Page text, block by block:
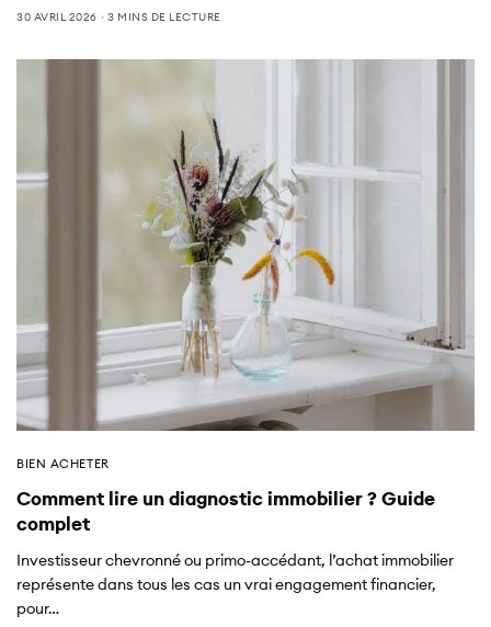
30 AVRIL 2026 3 MINS DE LECTURE
BIEN ACHETER
Comment lire un diagnostic immobilier ? Guide
complet
Investisseur chevronné ou primo-accédant, l’achat immobilier
représente dans tous les cas un vrai engagement financier,
pour…